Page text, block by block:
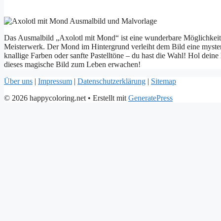
Das Ausmalbild „Axolotl mit Mond“ ist eine wunderbare
Meisterwerk. Der Mond im Hintergrund verleiht dem Bild eine
knallige Farben oder sanfte Pastelltöne – du hast die Wahl! Hol
dieses magische Bild zum Leben erwachen!
Über uns | Impressum | Datenschutzerklärung | Sitemap
© 2026 happycoloring.net • Erstellt mit GeneratePress